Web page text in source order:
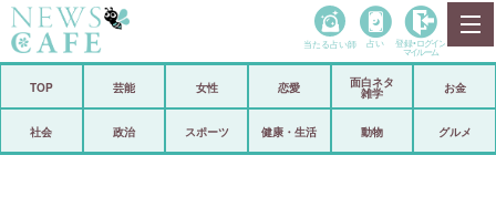
政治
当たる占い師 占い 登録• ログイン
マイルーム
TOP 芸能 女性 恋愛
面白ネタ
雑学
お金
社会 政治 スポーツ 健康・生活 動物 グルメ